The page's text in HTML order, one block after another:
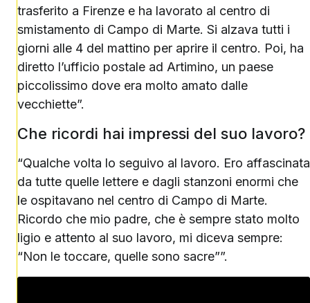
trasferito a Firenze e ha lavorato al centro di
smistamento di Campo di Marte. Si alzava tutti i
giorni alle 4 del mattino per aprire il centro. Poi, ha
diretto l’ufficio postale ad Artimino, un paese
piccolissimo dove era molto amato dalle
vecchiette”.
Che ricordi hai impressi del suo lavoro?
“Qualche volta lo seguivo al lavoro. Ero affascinata
da tutte quelle lettere e dagli stanzoni enormi che
le ospitavano nel centro di Campo di Marte.
Ricordo che mio padre, che è sempre stato molto
ligio e attento al suo lavoro, mi diceva sempre:
“Non le toccare, quelle sono sacre””.